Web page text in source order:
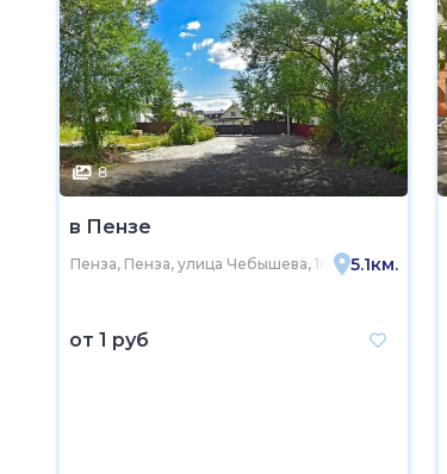
8
в Пензе
Пенза, Пенза, улица Чебышева, 102 5.1км.
от 1 руб